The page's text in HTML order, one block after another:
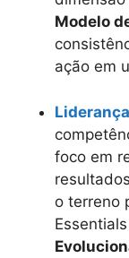
Modelo
ação em
foco em
o terreno